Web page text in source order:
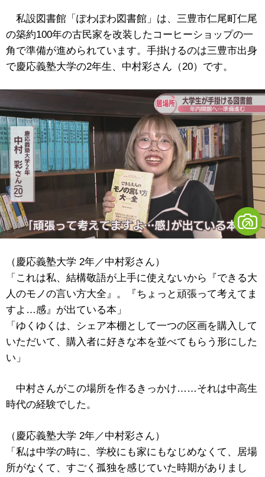
私設図書館 「ぽわぽわ図書館」 は、三豊市仁尾町仁尾
の築約100年の古民家を改装したコーヒーショップの一
角で準備が進められています。手掛けるのは三豊市出身
で慶応義塾大学の2年生、中村彩さん（20）です。
（慶応義塾大学 2年／中村彩さん）
「これは私、結構敬語が上手に使えないから『できる大
人のモノの言い方大全』。『ちょっと頑張って考えてま
すよ…感』が出ている本」
「ゆくゆくは、シェア本棚として一つの区画を購入して
いただいて、購入者に好きな本を並べてもらう形にした
い」
中村さんがこの場所を作るきっかけ……それは中高生
時代の経験でした。
（慶応義塾大学 2年／中村彩さん）
「私は中学の時に、学校にも家にもなじめなくて、居場
所がなくて、すごく孤独を感じていた時期がありまし